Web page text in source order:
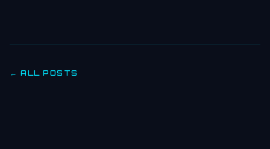
← ALL POSTS